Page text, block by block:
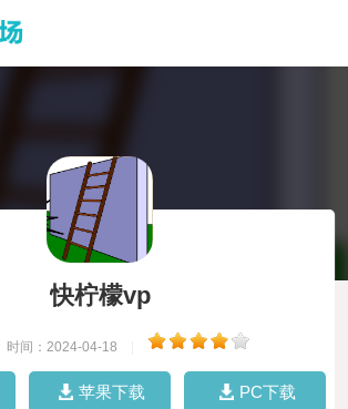
快柠檬vp
时间：2024-04-18
苹果下载 PC下载